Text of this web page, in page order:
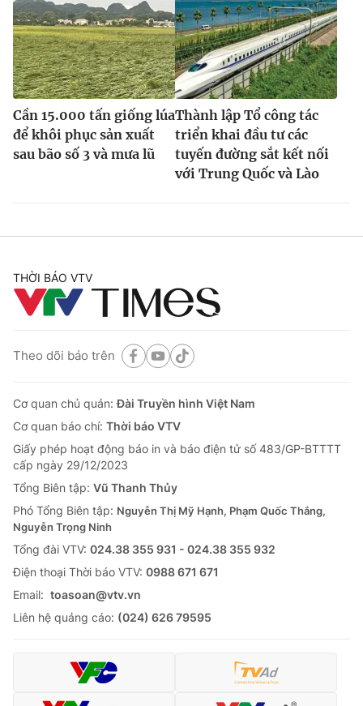
Cần 15.000 tấn giống lúa
để khôi phục sản xuất
sau bão số 3 và mưa lũ
Thành lập Tổ công tác
triển khai đầu tư các
tuyến đường sắt kết nối
với Trung Quốc và Lào
THỜI BÁO VTV
Theo dõi báo trên
Cơ quan chủ quản:Đài Truyền hình Việt Nam
Cơ quan báo chí: Thời báo VTV
Giấy phép hoạt động báo in và báo điện tử số 483/GP-BTTTT
cấp ngày 29/12/2023
Tổng Biên tập: Vũ Thanh Thủy
Phó Tổng Biên tập: Nguyễn Thị Mỹ Hạnh, Phạm Quốc Thắng,
Nguyễn Trọng Ninh
Tổng đài VTV: 024.38 355 931 - 024.38 355 932
Ðiện thoại Thời báo VTV: 0988 671 671
Email: toasoan@vtv.vn
Liên hệ quảng cáo: (024) 626 79595